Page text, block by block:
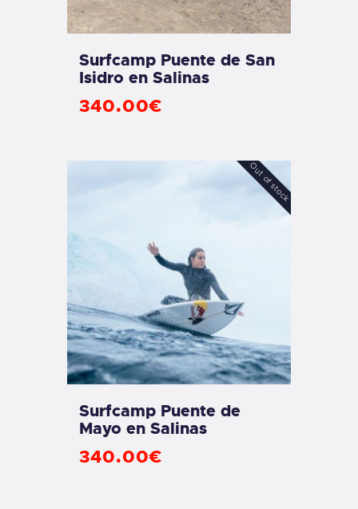
Surfcamp Puente de San
Isidro en Salinas
340.00€
Out of stock
Surfcamp Puente de
Mayo en Salinas
340.00€